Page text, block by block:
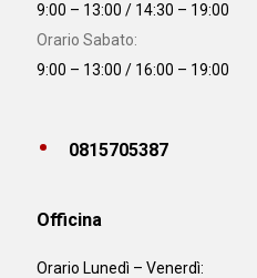
9:00 – 13:00 / 14:30 – 19:00
Orario Sabato:
9:00 – 13:00 / 16:00 – 19:00
0815705387
Officina
Orario Lunedì – Venerdì: